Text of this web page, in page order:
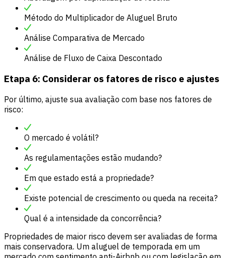
Método do Multiplicador de Aluguel Bruto
Análise Comparativa de Mercado
Análise de Fluxo de Caixa Descontado
Etapa 6: Considerar os fatores de risco e ajustes
Por último, ajuste sua avaliação com base nos fatores de
risco:
O mercado é volátil?
As regulamentações estão mudando?
Em que estado está a propriedade?
Existe potencial de crescimento ou queda na receita?
Qual é a intensidade da concorrência?
Propriedades de maior risco devem ser avaliadas de forma
mais conservadora. Um aluguel de temporada em um